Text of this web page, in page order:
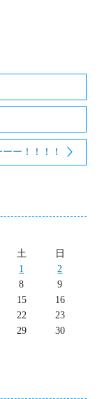
ー！！！！
土
日
1
2
8
9
15
16
22
23
29
30